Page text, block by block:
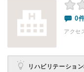
0
アクセ
リハビリテーショ